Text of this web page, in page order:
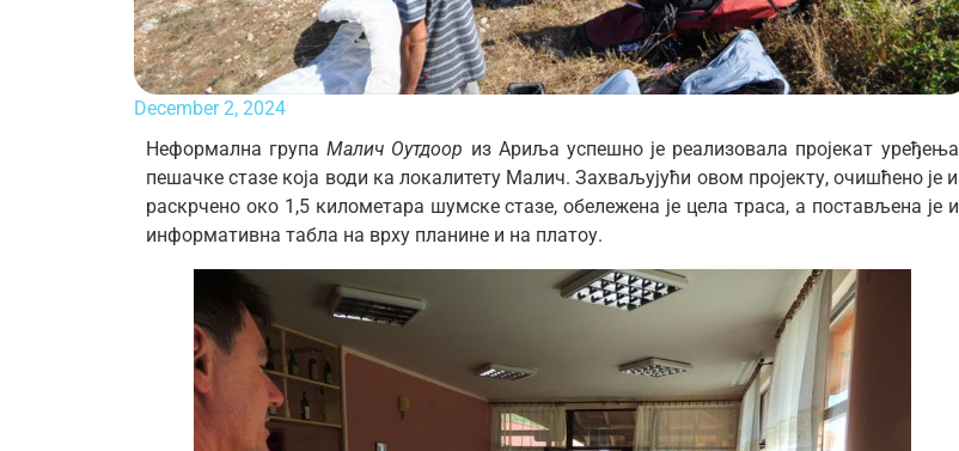
December 2, 2024
Неформална групаМалич Оутдоор из Ариља успешно је реализовала пројекат уређења
пешачке стазе која води ка локалитету Малич. Захваљујући овом пројекту, очишћено је и
раскрчено око 1,5 километара шумске стазе, обележена је цела траса, а постављена је и
информативна табла на врху планине и на платоу.